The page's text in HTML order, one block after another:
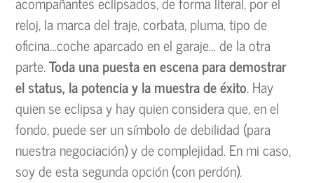
reloj, la marca del traje, corbata, pluma, tipo de
oficina…coche aparcado en el garaje… de la otra
parte.Toda una puesta en escena para demostrar
el status, la potencia y la muestra de éxito. Hay
quien se eclipsa y hay quien considera que, en el
fondo, puede ser un símbolo de debilidad (para
nuestra negociación) y de complejidad. En mi caso,
soy de esta segunda opción (con perdón).